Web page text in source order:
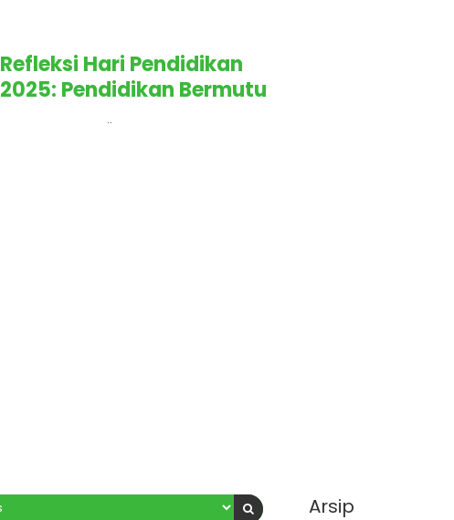
Refleksi Hari Pendidikan
2025: Pendidikan Bermutu
di Era Kesenjangan
..
Arsip